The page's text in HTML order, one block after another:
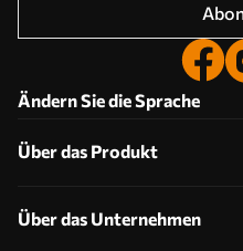
Ändern Sie die Sprache
Über das Produkt
Über das Unternehmen